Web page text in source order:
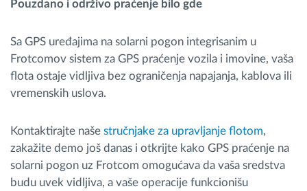
Pouzdano i održivo praćenje bilo gde
Sa GPS uređajima na solarni pogon integrisanim u
Frotcomov sistem za GPS praćenje vozila i imovine, vaša
flota ostaje vidljiva bez ograničenja napajanja, kablova ili
vremenskih uslova.
Kontaktirajte naše stručnjake za upravljanje flotom,
zakažite demo još danas i otkrijte kako GPS praćenje na
solarni pogon uz Frotcom omogućava da vaša sredstva
budu uvek vidljiva, a vaše operacije funkcionišu